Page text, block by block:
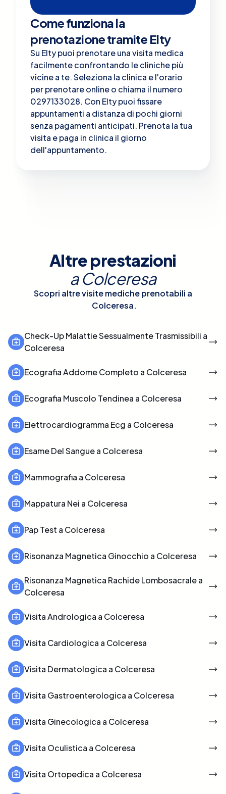
Come funziona la
prenotazione tramite Elty
Su Elty puoi prenotare una visita medica
facilmente confrontando le cliniche più
vicine a te. Seleziona la clinica e l'orario
per prenotare online o chiama il numero
0297133028. Con Elty puoi fissare
appuntamenti a distanza di pochi giorni
senza pagamenti anticipati. Prenota la tua
visita e paga in clinica il giorno
dell'appuntamento.
Altre prestazioni
aColceresa
Scopri altre visite mediche prenotabili a
Colceresa.
Check-Up Malattie Sessualmente Trasmissibili a
Colceresa
Ecografia Addome Completo a Colceresa
Ecografia Muscolo Tendinea a Colceresa
Elettrocardiogramma Ecg a Colceresa
Esame Del Sangue a Colceresa
Mammografia a Colceresa
Mappatura Nei a Colceresa
Pap Test a Colceresa
Risonanza Magnetica Ginocchio a Colceresa
Risonanza Magnetica Rachide Lombosacrale a
Colceresa
Visita Andrologica a Colceresa
Visita Cardiologica a Colceresa
Visita Dermatologica a Colceresa
Visita Gastroenterologica a Colceresa
Visita Ginecologica a Colceresa
Visita Oculistica a Colceresa
Visita Ortopedica a Colceresa